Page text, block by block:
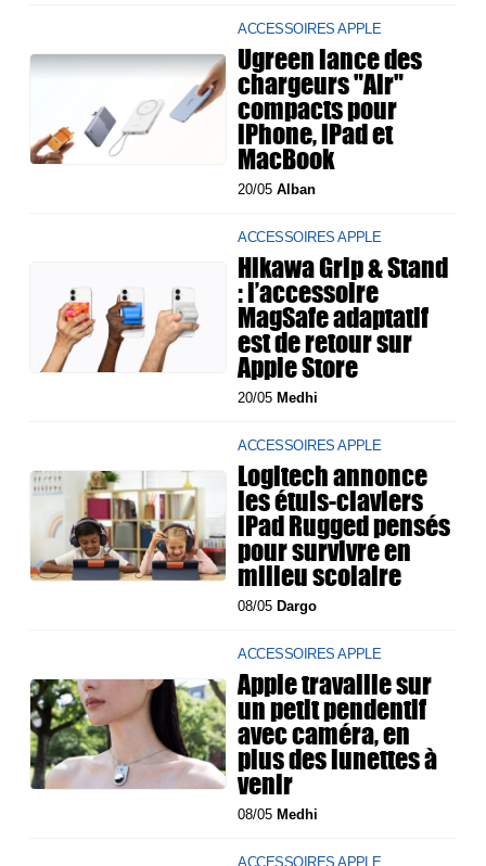
ACCESSOIRES APPLE
Ugreen lance des
chargeurs "Air"
compacts pour
iPhone, iPad et
MacBook
20/05Alban
ACCESSOIRES APPLE
Hikawa Grip & Stand
: l’accessoire
MagSafe adaptatif
est de retour sur
Apple Store
20/05 Medhi
ACCESSOIRES APPLE
Logitech annonce
les étuis-claviers
iPad Rugged pensés
pour survivre en
milieu scolaire
08/05 Dargo
ACCESSOIRES APPLE
Apple travaille sur
un petit pendentif
avec caméra, en
plus des lunettes à
venir
08/05 Medhi
ACCESSOIRES APPLE